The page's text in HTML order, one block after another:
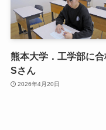
熊本大学．工学部に合
Sさん
2026年4月20日